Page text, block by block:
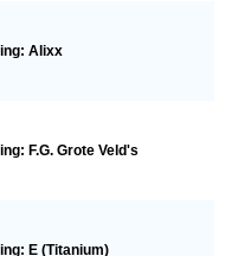
Alixx
F.G. Grote Veld's
E (Titanium)